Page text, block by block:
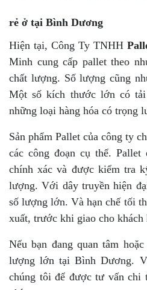
rẻ ở tại Bình Dương
Hiện tại, Công Ty TNHH
Minh cung cấp pallet theo
chất lượng. Số lượng cũng
Một số kích thước lớn có
những loại hàng hóa có trọng
Sản phẩm Pallet của công ty
các công đoạn cụ thể.
chính xác và được kiểm tra
lượng. Với dây truyền hiện
số lượng lớn. Và hạn chế tối
xuất, trước khi giao cho khách
Nếu bạn đang quan tâm
lượng lớn tại Bình Dương.
chúng tôi để được tư vấn chi